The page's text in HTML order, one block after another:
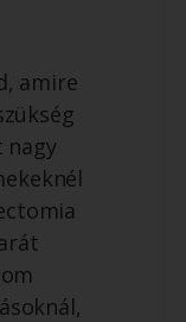
amire
nagy